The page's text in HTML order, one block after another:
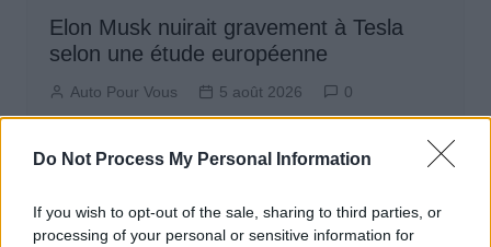
Do Not Process My Personal Information
If you wish to opt-out of the sale, sharing to third parties, or
processing of your personal or sensitive information for
Elon Musk nuirait gravement à Tesla
selon une étude européenne
Auto Pour Vous 5 août 2026 0